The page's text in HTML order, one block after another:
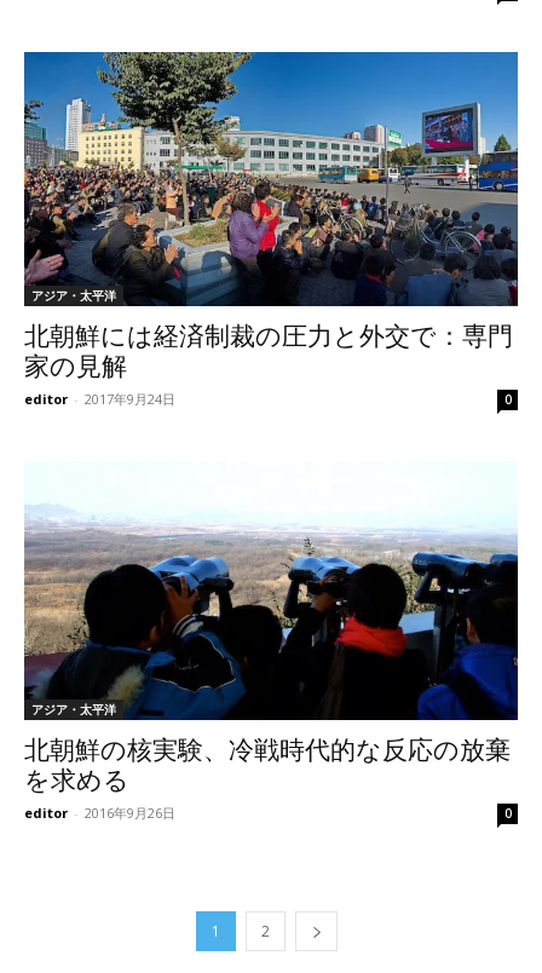
アジア・太平洋
北朝鮮には経済制裁の圧力と外交で：専門
家の見解
editor - 2017年9月24日 0
アジア・太平洋
北朝鮮の核実験、冷戦時代的な反応の放棄
を求める
editor - 2016年9月26日 0
1 2